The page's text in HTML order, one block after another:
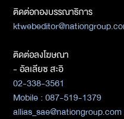
ติดต่อกองบรรณาธิการ
ติดต่อลงโฆษณา
- อัลเลียซ สะอิ
02-338-3561
Mobile : 087-519-1379
allias_sae@nationgroup.com